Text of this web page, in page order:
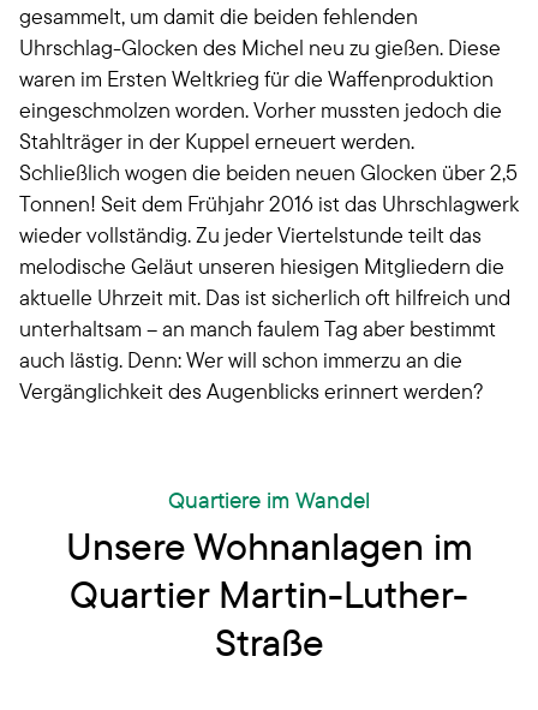
gesammelt, um damit die beiden fehlenden
Uhrschlag-Glocken des Michel neu zu gießen. Diese
waren im Ersten Weltkrieg für die Waffenproduktion
eingeschmolzen worden. Vorher mussten jedoch die
Stahlträger in der Kuppel erneuert werden.
Schließlich wogen die beiden neuen Glocken über 2,5
Tonnen! Seit dem Frühjahr 2016 ist das Uhrschlagwerk
wieder vollständig. Zu jeder Viertelstunde teilt das
melodische Geläut unseren hiesigen Mitgliedern die
aktuelle Uhrzeit mit. Das ist sicherlich oft hilfreich und
unterhaltsam – an manch faulem Tag aber bestimmt
auch lästig. Denn: Wer will schon immerzu an die
Vergänglichkeit des Augenblicks erinnert werden?
Quartiere im Wandel
Unsere Wohnanlagen im
Quartier Martin-Luther-
Straße